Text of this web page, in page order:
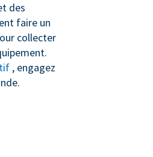
des
faire un
collecter
, engagez